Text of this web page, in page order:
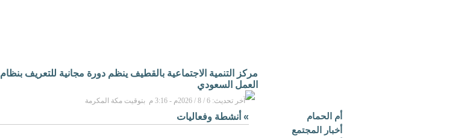
مركز التنمية الاجتماعية بالقطيف ينظم دورة مجانية للتعريف بنظام
العمل السعودي
آخر تحديث: 6 / 8 / 2026م - 3:16 م بتوقيت مكة المكرمة
أم الحمام
أخبار المجتمع
» أنشطة وفعاليات